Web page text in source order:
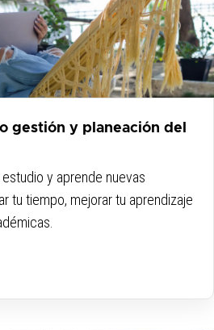
gestión y planeación del
y aprende nuevas
tu tiempo, mejorar tu aprendizaje